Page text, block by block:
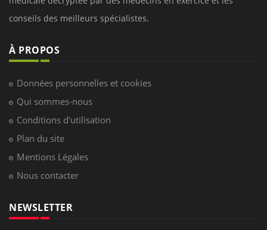
conseils des meilleurs spécialistes.
À PROPOS
Données personnelles et cookies
Qui sommes-nous
Conditions d'utilisation
Plan du site
Mentions Légales
Nous contacter
NEWSLETTER